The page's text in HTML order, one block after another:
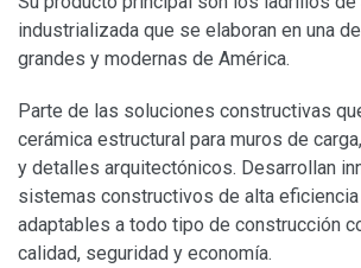
industrializada que se elaboran en una
grandes y modernas de América.
Parte de las soluciones constructivas
cerámica estructural para muros de
y detalles arquitectónicos. Desarrollan
sistemas constructivos de alta
adaptables a todo tipo de construcción
calidad, seguridad y economía.